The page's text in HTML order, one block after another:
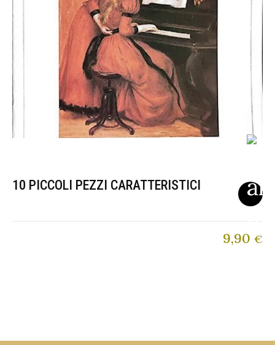
10 PICCOLI PEZZI CARATTERISTICI
9,90 €